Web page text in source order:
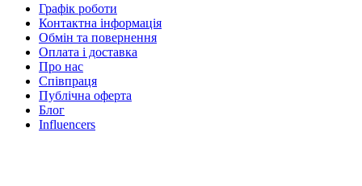
Графік роботи
Контактна інформація
Обмін та повернення
Оплата і доставка
Про нас
Співпраця
Публічна оферта
Блог
Influencers